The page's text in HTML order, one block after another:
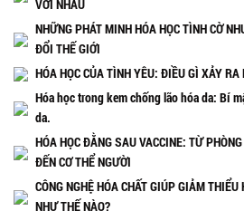
VỚI NHAU
NHỮNG PHÁT MINH HÓA HỌC TÌNH CỜ
ĐỔI THẾ GIỚI
HÓA HỌC CỦA TÌNH YÊU: ĐIỀU GÌ XẢY
Hóa học trong kem chống lão hóa da: Bí
da.
HÓA HỌC ĐẰNG SAU VACCINE: TỪ
ĐẾN CƠ THỂ NGƯỜI
CÔNG NGHỆ HÓA CHẤT GIÚP GIẢM
NHƯ THẾ NÀO?